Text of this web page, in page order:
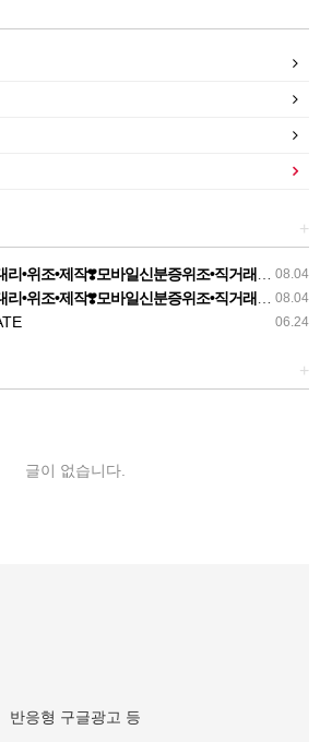
+
08.04
전문•주민등록증제작✅❤️▶텔레@vobo550✨신분증제작⭐민증제작⭐면허증위조✨졸업증명서위조❣️등기부등
08.04
전문•주민등록증제작✅❤️▶텔레@vobo550✨신분증제작⭐민증제작⭐면허증위조✨졸업증명서위조❣️등기부등
06.24
+
글이 없습니다.
반응형 구글광고 등